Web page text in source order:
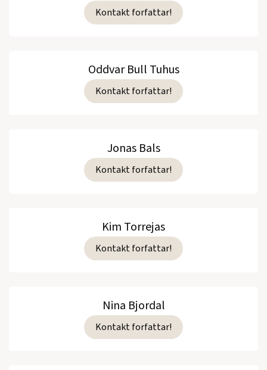
Kontakt forfattar!
Oddvar Bull Tuhus
Kontakt forfattar!
Jonas Bals
Kontakt forfattar!
Kim Torrejas
Kontakt forfattar!
Nina Bjordal
Kontakt forfattar!